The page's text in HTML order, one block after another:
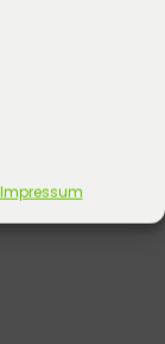
Impressum